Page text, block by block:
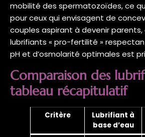
mobilité des spermatozoïdes, ce
pour ceux qui envisagent de
couples aspirant à devenir
lubrifiants « pro-fertilité »
pH et d’osmolarité optimales est
Comparaison des
tableau récapitulatif
Critère
Lubrifiant à
base d’eau